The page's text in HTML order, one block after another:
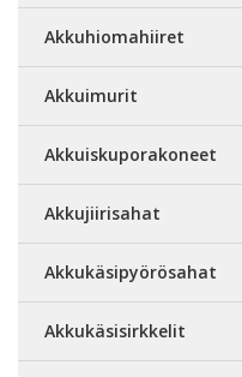
Akkuhiomahiiret
Akkuimurit
Akkuiskuporakoneet
Akkujiirisahat
Akkukäsipyörösahat
Akkukäsisirkkelit